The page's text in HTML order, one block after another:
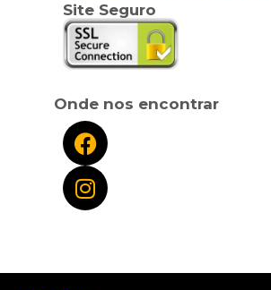
Site Seguro
Onde nos encontrar